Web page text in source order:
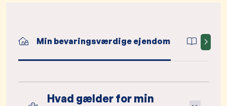
Min bevaringsværdige ejendom
Hvad gælder for min